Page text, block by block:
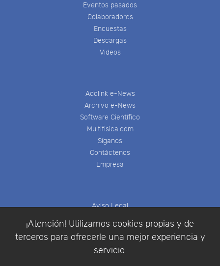
¡Atención! Utilizamos cookies propias y de
terceros para ofrecerle una mejor experiencia y
servicio.
Eventos pasados
Colaboradores
Encuestas
Descargas
Videos
Addlink e-News
Archivo e-News
Software Científico
Multifisica.com
Síganos
Contáctenos
Empresa
Aviso Legal
Política de Privacidad
Condiciones de compra
Identificarse